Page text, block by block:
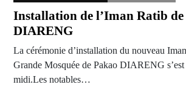
Installation de l’Iman Ratib de
DIARENG
La cérémonie d’installation du nouveau
Grande Mosquée de Pakao DIARENG s’est
midi.Les notables…